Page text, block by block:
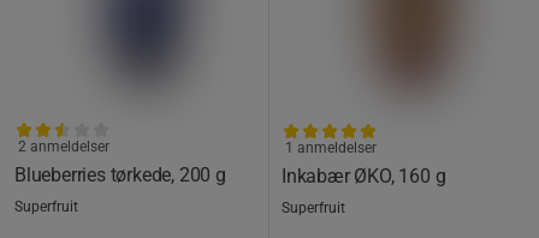
Blueberries tørkede, 200 g
2 anmeldelser
Superfruit
Inkabær ØKO, 160 g
1 anmeldelser
Superfruit